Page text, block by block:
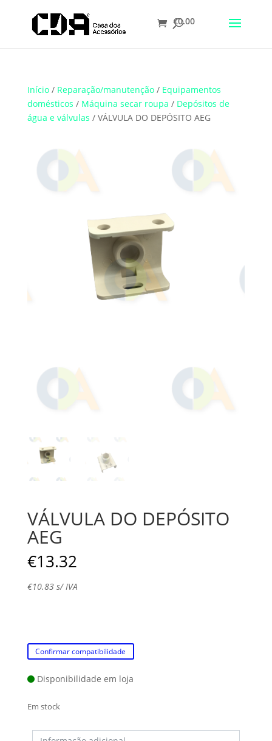
Translate
€0.00
Início/ Reparação/manutenção/ Equipamentos
domésticos / Máquina secar roupa / Depósitos de
água e válvulas / VÁLVULA DO DEPÓSITO AEG
VÁLVULA DO DEPÓSITO
AEG
€13.32
€10.83s/ IVA
Confirmar compatibilidade
Disponibilidade em loja
Em stock